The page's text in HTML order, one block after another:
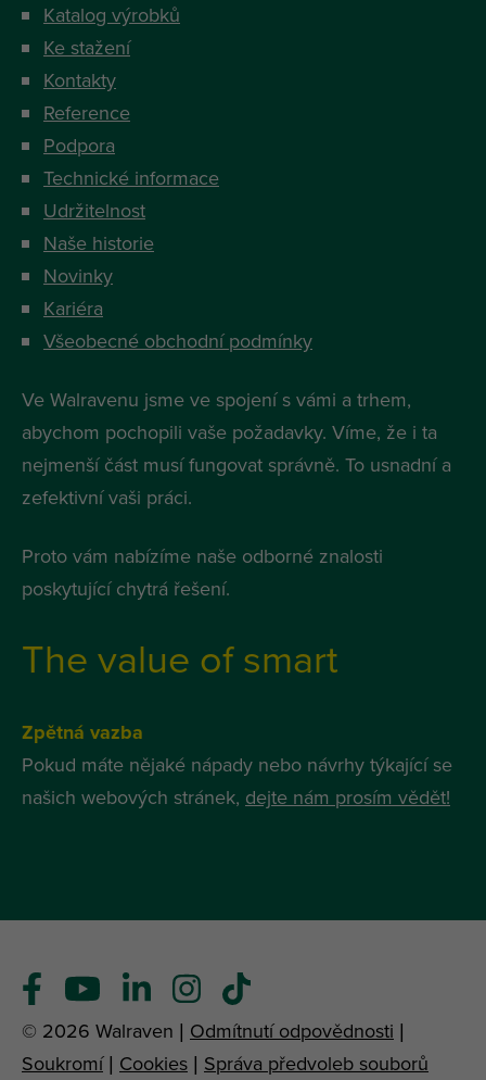
Katalog výrobků
Ke stažení
Kontakty
Reference
Podpora
Technické informace
Udržitelnost
Naše historie
Novinky
Kariéra
Všeobecné obchodní podmínky
Ve Walravenu jsme ve spojení s vámi a trhem,
abychom pochopili vaše požadavky. Víme, že i ta
nejmenší část musí fungovat správně. To usnadní a
zefektivní vaši práci.
Proto vám nabízíme naše odborné znalosti
poskytující chytrá řešení.
The value of smart
Zpětná vazba
Pokud máte nějaké nápady nebo návrhy týkající se
našich webových stránek, dejte nám prosím vědět!
© 2026 Walraven | Odmítnutí odpovědnosti |
Soukromí| Cookies | Správa předvoleb souborů